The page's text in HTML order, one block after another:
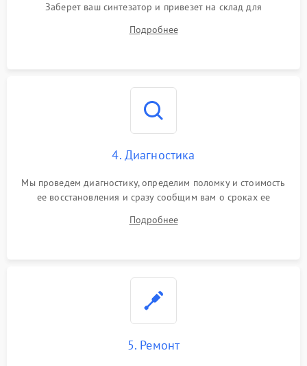
Заберет ваш синтезатор и привезет на склад для
Подробнее
4. Диагностика
Мы проведем диагностику, определим поломку и стоимость
ее восстановления и сразу сообщим вам о сроках ее
Подробнее
5. Ремонт